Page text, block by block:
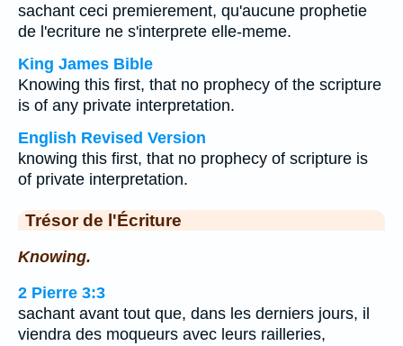
sachant ceci premierement, qu'aucune prophetie
de l'ecriture ne s'interprete elle-meme.
King James Bible
Knowing this first, that no prophecy of the scripture
is of any private interpretation.
English Revised Version
knowing this first, that no prophecy of scripture is
of private interpretation.
Trésor de l'Écriture
Knowing.
2 Pierre 3:3
sachant avant tout que, dans les derniers jours, il
viendra des moqueurs avec leurs railleries,